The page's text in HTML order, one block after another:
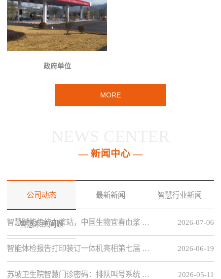
政府单位
MORE
— 新闻中心 —
公司动态 最新新闻 智慧行业新闻
智慧系统问题 2026-07-06
智慧赋能传统血浆站，中国生物宜春血浆 …
2026-06-19
智能体检报告打印装订一体机亮相第七届 …
2026-05-11
苏坡卫生院智慧门诊密码：排队叫号系统 …